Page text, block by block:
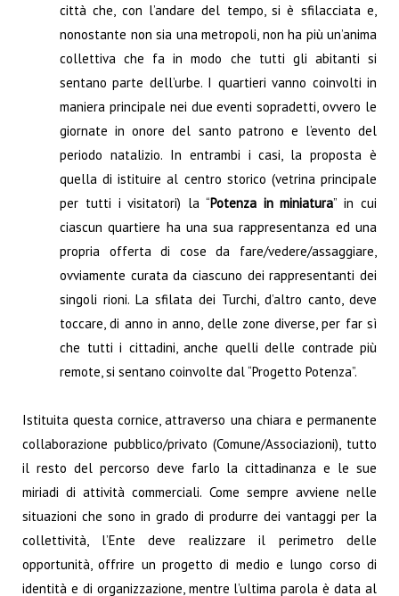
città che, con l’andare del tempo, si è sfilacciata e,
nonostante non sia una metropoli, non ha più un’anima
collettiva che fa in modo che tutti gli abitanti si
sentano parte dell’urbe. I quartieri vanno coinvolti in
maniera principale nei due eventi sopradetti, ovvero le
giornate in onore del santo patrono e l’evento del
periodo natalizio. In entrambi i casi, la proposta è
quella di istituire al centro storico (vetrina principale
per tutti i visitatori) la “Potenza in miniatura” in cui
ciascun quartiere ha una sua rappresentanza ed una
propria offerta di cose da fare/vedere/assaggiare,
ovviamente curata da ciascuno dei rappresentanti dei
singoli rioni. La sfilata dei Turchi, d’altro canto, deve
toccare, di anno in anno, delle zone diverse, per far sì
che tutti i cittadini, anche quelli delle contrade più
remote, si sentano coinvolte dal “Progetto Potenza”.
Istituita questa cornice, attraverso una chiara e permanente
collaborazione pubblico/privato (Comune/Associazioni), tutto
il resto del percorso deve farlo la cittadinanza e le sue
miriadi di attività commerciali. Come sempre avviene nelle
situazioni che sono in grado di produrre dei vantaggi per la
collettività, l’Ente deve realizzare il perimetro delle
opportunità, offrire un progetto di medio e lungo corso di
identità e di organizzazione, mentre l’ultima parola è data al